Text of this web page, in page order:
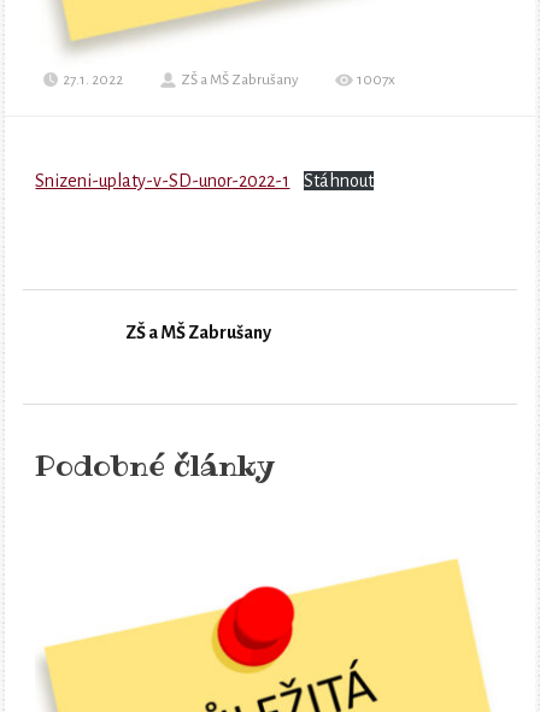
27.1. 2022 ZŠ a MŠ Zabrušany 1007x
Snizeni-uplaty-v-SD-unor-2022-1 Stáhnout
ZŠ a MŠ Zabrušany
Podobné články